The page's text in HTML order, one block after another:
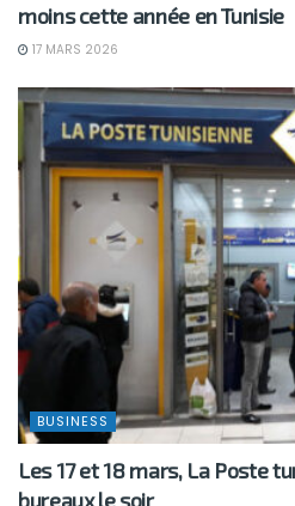
moins cette année en Tunisie
17 MARS 2026
BUSINESS
Les 17 et 18 mars, La Poste
bureaux le soir